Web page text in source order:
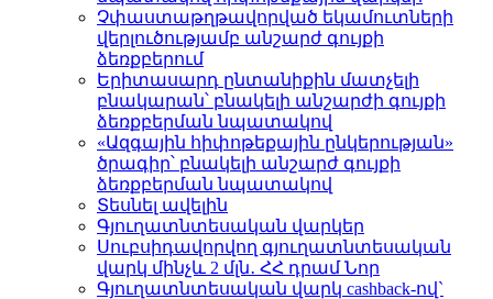
Չփաստաթղթավորված եկամուտների
վերլուծությամբ անշարժ գույքի
ձեռքբերում
Երիտասարդ ընտանիքին մատչելի
բնակարան՝ բնակելի անշարժի գույքի
ձեռքբերման նպատակով
«Ազգային հիփոթեքային ընկերության»
ծրագիր՝ բնակելի անշարժ գույքի
ձեռքբերման նպատակով
Տեսնել ավելին
Գյուղատնտեսական վարկեր
Սուբսիդավորվող գյուղատնտեսական
վարկ մինչև 2 մլն․ ՀՀ դրամՆոր
Գյուղատնտեսական վարկ cashback-ով`